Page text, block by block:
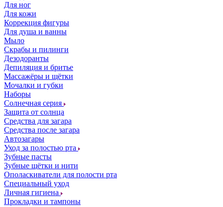
Для ног
Для кожи
Коррекция фигуры
Для душа и ванны
Мыло
Скрабы и пилинги
Дезодоранты
Депиляция и бритье
Массажёры и щётки
Мочалки и губки
Наборы
Солнечная серия
Защита от солнца
Средства для загара
Средства после загара
Автозагары
Уход за полостью рта
Зубные пасты
Зубные щётки и нити
Ополаскиватели для полости рта
Специальный уход
Личная гигиена
Прокладки и тампоны